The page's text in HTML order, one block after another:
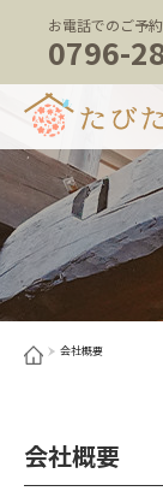
お電話でのご予
0796-
会社概要
会社概要